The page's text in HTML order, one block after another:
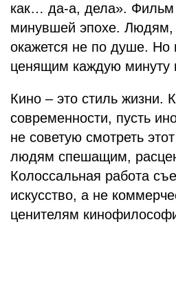
как… да-а, дела». Фильм
минувшей эпохе. Людям,
окажется не по душе. Но
ценящим каждую минуту
Кино – это стиль жизни.
современности, пусть
не советую смотреть
людям спешащим,
Колоссальная работа
искусство, а не
ценителям